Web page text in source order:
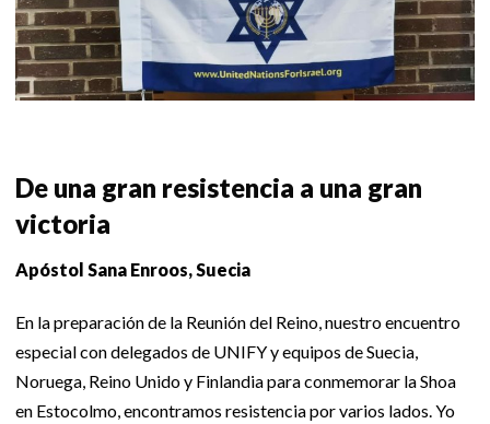
De una gran resistencia a una gran
victoria
Apóstol Sana Enroos, Suecia
En la preparación de la Reunión del Reino, nuestro encuentro
especial con delegados de UNIFY y equipos de Suecia,
Noruega, Reino Unido y Finlandia para conmemorar la Shoa
en Estocolmo, encontramos resistencia por varios lados. Yo